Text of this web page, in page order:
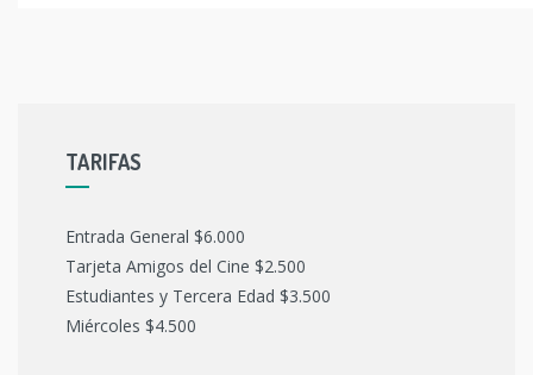
TARIFAS
Entrada General $6.000
Tarjeta Amigos del Cine $2.500
Estudiantes y Tercera Edad $3.500
Miércoles $4.500